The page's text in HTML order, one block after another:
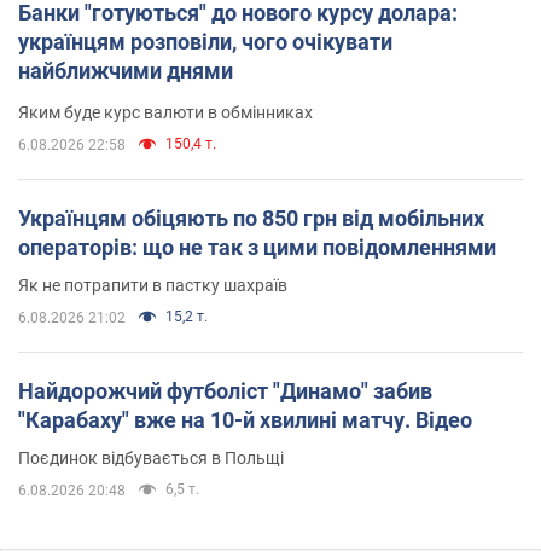
Банки "готуються" до нового курсу долара:
українцям розповіли, чого очікувати
найближчими днями
Яким буде курс валюти в обмінниках
6.08.2026 22:58 150,4 т.
Українцям обіцяють по 850 грн від мобільних
операторів: що не так з цими повідомленнями
Як не потрапити в пастку шахраїв
6.08.2026 21:02 15,2 т.
Найдорожчий футболіст "Динамо" забив
"Карабаху" вже на 10-й хвилині матчу. Відео
Поєдинок відбувається в Польщі
6.08.2026 20:48 6,5 т.